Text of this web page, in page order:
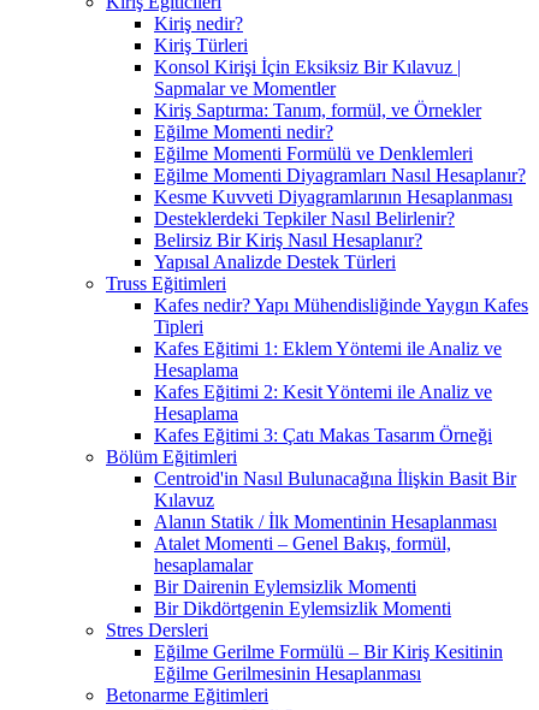
Kiriş nedir?
Kiriş Türleri
Konsol Kirişi İçin Eksiksiz Bir Kılavuz |
Sapmalar ve Momentler
Kiriş Saptırma: Tanım, formül, ve Örnekler
Eğilme Momenti nedir?
Eğilme Momenti Formülü ve Denklemleri
Eğilme Momenti Diyagramları Nasıl Hesaplanır?
Kesme Kuvveti Diyagramlarının Hesaplanması
Desteklerdeki Tepkiler Nasıl Belirlenir?
Belirsiz Bir Kiriş Nasıl Hesaplanır?
Yapısal Analizde Destek Türleri
Truss Eğitimleri
Kafes nedir? Yapı Mühendisliğinde Yaygın Kafes
Tipleri
Kafes Eğitimi 1: Eklem Yöntemi ile Analiz ve
Hesaplama
Kafes Eğitimi 2: Kesit Yöntemi ile Analiz ve
Hesaplama
Kafes Eğitimi 3: Çatı Makas Tasarım Örneği
Bölüm Eğitimleri
Centroid'in Nasıl Bulunacağına İlişkin Basit Bir
Kılavuz
Alanın Statik / İlk Momentinin Hesaplanması
Atalet Momenti – Genel Bakış, formül,
hesaplamalar
Bir Dairenin Eylemsizlik Momenti
Bir Dikdörtgenin Eylemsizlik Momenti
Stres Dersleri
Eğilme Gerilme Formülü – Bir Kiriş Kesitinin
Eğilme Gerilmesinin Hesaplanması
Betonarme Eğitimleri